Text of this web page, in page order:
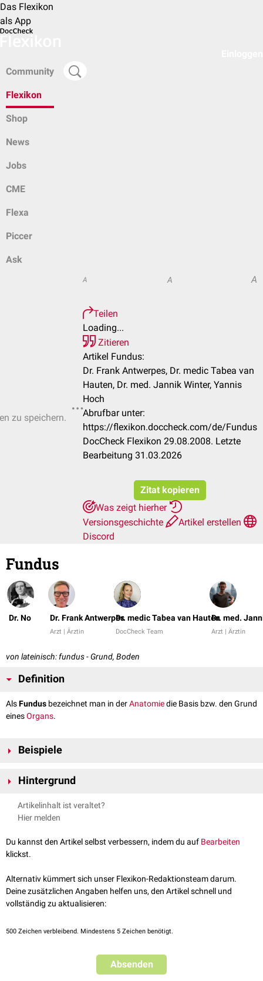
Das Flexikon
als App
Community
Flexikon
Shop
News
Jobs
CME
Flexa
Piccer
Ask
zu speichern.
A A A
Teilen
Loading...
Zitieren
Artikel Fundus:
Dr. Frank Antwerpes, Dr. medic Tabea van
Hauten, Dr. med. Jannik Winter, Yannis
Hoch
Abrufbar unter:
https://flexikon.doccheck.com/de/Fundus
DocCheck Flexikon 29.08.2008. Letzte
Bearbeitung 31.03.2026
Zitat kopieren
Was zeigt hierher
Versionsgeschichte
Artikel erstellen
Discord
Fundus
Dr. No Dr. Frank Antwerpes
Arzt | Ärztin
Dr. medic Tabea van Hauten
DocCheck Team
Dr. med.
Arzt | Ärztin
von lateinisch: fundus - Grund, Boden
Definition
AlsFundus bezeichnet man in derAnatomiedie Basis bzw. den Grund
einesOrgans.
Beispiele
Fundus ventriculi
Fundus vesicae felleae: Gallenblasenboden
Fundus meatus acustici interni
Hintergrund
Die Bezeichnung "Fundus" ist bei manchen Organen verwirrend, weil
damit (z.B. beim
"Grund/Boden" nicht vollständig korrekt, sondern eher als der am
weitesten von der natürlichen Öffnung entfernte Teil zu sehen.
Artikelinhalt ist veraltet?
Hier melden
Du kannst den Artikel selbst verbessern, indem du auf Bearbeiten
klickst.
Alternativ kümmert sich unser Flexikon-Redaktionsteam darum.
Deine zusätzlichen Angaben helfen uns, den Artikel schnell und
vollständig zu aktualisieren:
500 Zeichen verbleibend. Mindestens 5 Zeichen benötigt.
Absenden